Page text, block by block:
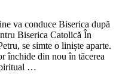
va conduce Biserica după
Biserica Catolică În
se simte o liniște aparte.
închide din nou în tăcerea
…